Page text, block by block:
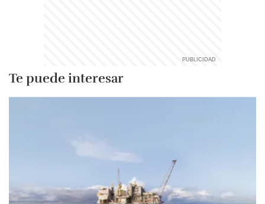
Te puede interesar